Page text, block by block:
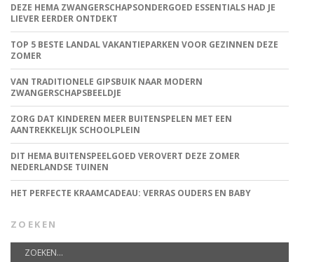
DEZE HEMA ZWANGERSCHAPSONDERGOED ESSENTIALS HAD JE
LIEVER EERDER ONTDEKT
TOP 5 BESTE LANDAL VAKANTIEPARKEN VOOR GEZINNEN DEZE
ZOMER
VAN TRADITIONELE GIPSBUIK NAAR MODERN
ZWANGERSCHAPSBEELDJE
ZORG DAT KINDEREN MEER BUITENSPELEN MET EEN
AANTREKKELIJK SCHOOLPLEIN
DIT HEMA BUITENSPEELGOED VEROVERT DEZE ZOMER
NEDERLANDSE TUINEN
HET PERFECTE KRAAMCADEAU: VERRAS OUDERS EN BABY
ZOEKEN